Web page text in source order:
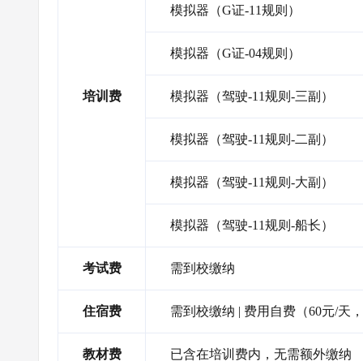
培训费
模拟器（G证-11规则）
模拟器（G证-04规则）
模拟器（驾驶-11规则-三副）
模拟器（驾驶-11规则-二副）
模拟器（驾驶-11规则-大副）
模拟器（驾驶-11规则-船长）
考试费 需到校缴纳
住宿费 需到校缴纳 | 费用自费（60元/天
教材费 已含在培训费内，无需额外缴纳